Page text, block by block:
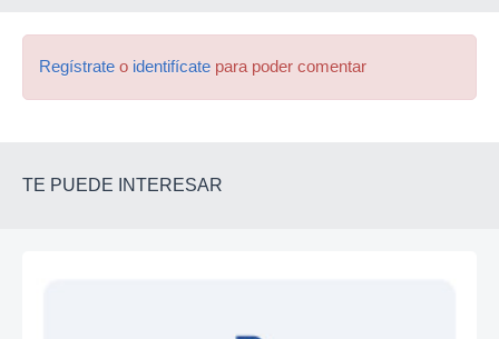
Regístrate o identifícate para poder comentar
TE PUEDE INTERESAR